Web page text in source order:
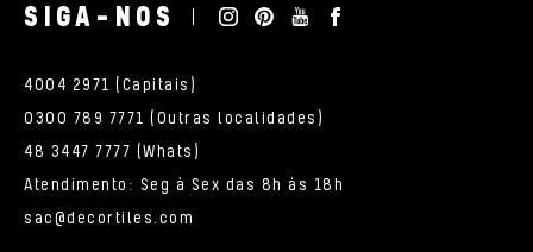
SIGA-NOS
4004 2971 (Capitais)
0300 789 7771 (Outras localidades)
48 3447 7777 (Whats)
Atendimento: Seg à Sex das 8h às 18h
sac@decortiles.com